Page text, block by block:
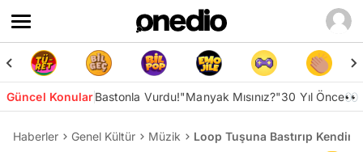
Güncel KonularBastonla Vurdu!"Manyak Mısınız?"30 Yıl Önce👀
Haberler Genel Kültür Müzik Loop Tuşuna Bastırıp